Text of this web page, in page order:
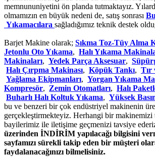
memnununiyetini ön planda tutmaktayız.
olmamızın en büyük nedeni de, satış sonrası
Yıkamacılara sağladığımız teknik destek
Barjet Makine olarak; Sıkma Toz-Tüy Alma
Jetonlu Oto Yıkama, Halı Yıkama
Makinaları, Yedek Parça Aksesuar,
Halı Çırpma Makinası, Köpük Tankı, Tır
Yağlama Ekipmanları, Yorgan Yıkama
Kompresör, Zemin Otomatları, Halı
Buharlı Halı Koltuk Yıkama, Yüksek
bu ve benzeri bir çok endüstriyel makinenin
gerçekleştirmekteyiz. Herhangi bir makinemizi
bayilerimiz ile iletişime geçmenizi tavsiye
üzerinden İNDİRİM yapılacağı bilgisini
sayfamızı sürekli takip eden bir müşteri
faydalanacağınızı bilmelisiniz.